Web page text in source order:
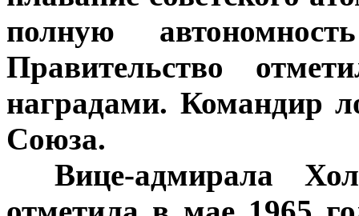
полную
Правительство
наградами. Командир
Союза.
Вице-адмирала